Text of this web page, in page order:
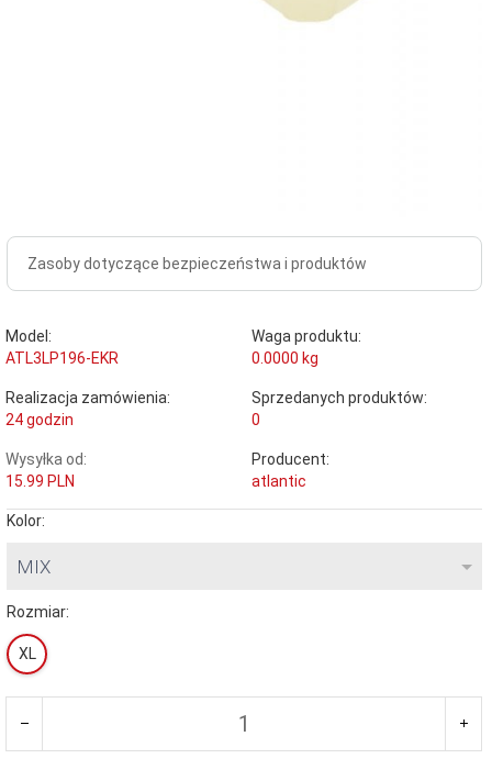
Zasoby dotyczące bezpieczeństwa i produktów
Model:
ATL3LP196-EKR
Waga produktu:
0.0000 kg
Realizacja zamówienia:
24 godzin
Sprzedanych produktów:
0
Wysyłka od:
15.99 PLN
Producent:
atlantic
Kolor:
MIX
Rozmiar:
XL